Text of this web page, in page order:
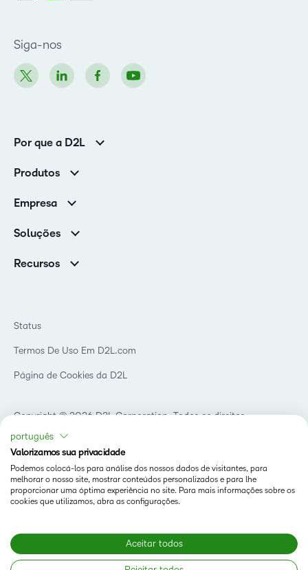
Siga-nos
Por que a D2L
Clientes de associações
Produtos
Serviços e suporte
Nuvem Brightspace
Empresa
Contato e unidades
Notícias
Soluções
Educação básica
Instituições de capacitação
Recursos
Comunidade
Copyright © 2026 D2L Corporation. Todos os direitos
reservados.
Status
Termos De Uso Em D2L.com
Página de Cookies da D2L
português
Valorizamos sua privacidade
Podemos colocá-los para análise dos nossos dados de visitantes, para
melhorar o nosso site, mostrar conteúdos personalizados e para lhe
proporcionar uma óptima experiência no site. Para mais informações sobre os
cookies que utilizamos, abra as configurações.
Aceitar todos